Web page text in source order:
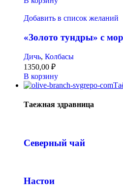
Добавить в список желаний
«Золото тундры» с
Дичь, Колбасы
1350,00 ₽
В корзину
Таежная здравница
Северный чай
Настои